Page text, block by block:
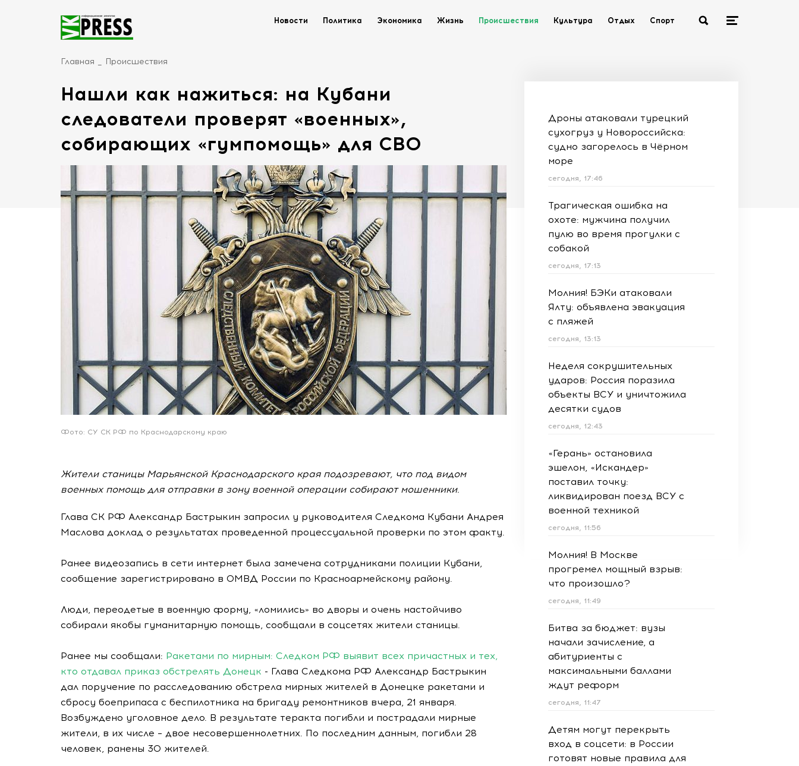
Новости Политика Экономика Жизнь Происшествия Культура Отдых Спорт
Главная Происшествия
Нашли как нажиться: на Кубани
следователи проверят «военных»,
собирающих «гумпомощь» для СВО
Фото: СУ СК РФ по Краснодарскому краю
Жители станицы Марьянской Краснодарского края подозревают, что под видом
военных помощь для отправки в зону военной операции собирают мошенники.
Глава СК РФ Александр Бастрыкин запросил у руководителя Следкома Кубани Андрея
Маслова доклад о результатах проведенной процессуальной проверки по этом факту.
Ранее видеозапись в сети интернет была замечена сотрудниками полиции Кубани,
сообщение зарегистрировано в ОМВД России по Красноармейскому району.
Люди, переодетые в военную форму, «ломились» во дворы и очень настойчиво
собирали якобы гуманитарную помощь, сообщали в соцсетях жители станицы.
Ранее мы сообщали: Ракетами по мирным: Следком РФ выявит всех причастных и тех,
кто отдавал приказ обстрелять Донецк - Глава Следкома РФ Александр Бастрыкин
дал поручение по расследованию обстрела мирных жителей в Донецке ракетами и
сбросу боеприпаса с беспилотника на бригаду ремонтников вчера, 21 января.
Возбуждено уголовное дело. В результате теракта погибли и пострадали мирные
жители, в их числе – двое несовершеннолетних. По последним данным, погибли 28
человек, ранены 30 жителей.
Дроны атаковали турецкий
сухогруз у Новороссийска:
судно загорелось в Чёрном
море
сегодня, 17:46
Трагическая ошибка на
охоте: мужчина получил
пулю во время прогулки с
собакой
сегодня, 17:13
Молния! БЭКи атаковали
Ялту: объявлена эвакуация
с пляжей
сегодня, 13:13
Неделя сокрушительных
ударов: Россия поразила
объекты ВСУ и уничтожила
десятки судов
сегодня, 12:43
«Герань» остановила
эшелон, «Искандер»
поставил точку:
ликвидирован поезд ВСУ с
военной техникой
сегодня, 11:56
Молния! В Москве
прогремел мощный взрыв:
что произошло?
сегодня, 11:49
Битва за бюджет: вузы
начали зачисление, а
абитуриенты с
максимальными баллами
ждут реформ
сегодня, 11:47
Детям могут перекрыть
вход в соцсети: в России
готовят новые правила для